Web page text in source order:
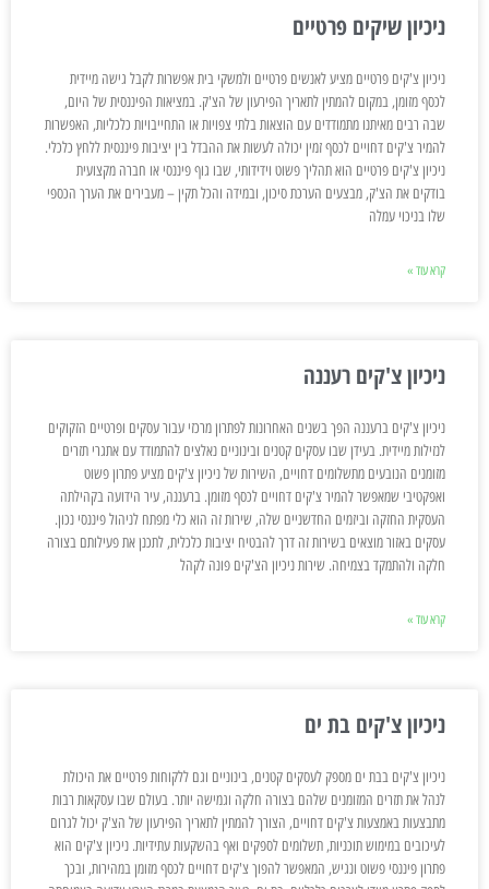
ניכיון שיקים פרטיים
ניכיון צ'קים פרטיים מציע לאנשים פרטיים ולמשקי בית אפשרות לקבל גישה מיידית
לכסף מזומן, במקום להמתין לתאריך הפירעון של הצ'ק. במציאות הפיננסית של היום,
שבה רבים מאיתנו מתמודדים עם הוצאות בלתי צפויות או התחייבויות כלכליות, האפשרות
להמיר צ'קים דחויים לכסף זמין יכולה לעשות את ההבדל בין יציבות פיננסית ללחץ כלכלי.
ניכיון צ'קים פרטיים הוא תהליך פשוט וידידותי, שבו גוף פיננסי או חברה מקצועית
בודקים את הצ'ק, מבצעים הערכת סיכון, ובמידה והכל תקין – מעבירים את הערך הכספי
שלו בניכוי עמלה
קרא עוד »
ניכיון צ'קים רעננה
ניכיון צ'קים ברעננה הפך בשנים האחרונות לפתרון מרכזי עבור עסקים ופרטיים הזקוקים
לנזילות מיידית. בעידן שבו עסקים קטנים ובינוניים נאלצים להתמודד עם אתגרי תזרים
מזומנים הנובעים מתשלומים דחויים, השירות של ניכיון צ'קים מציע פתרון פשוט
ואפקטיבי שמאפשר להמיר צ'קים דחויים לכסף מזומן. ברעננה, עיר הידועה בקהילתה
העסקית החזקה וביזמים החדשניים שלה, שירות זה הוא כלי מפתח לניהול פיננסי נכון.
עסקים באזור מוצאים בשירות זה דרך להבטיח יציבות כלכלית, לתכנן את פעילותם בצורה
חלקה ולהתמקד בצמיחה. שירות ניכיון הצ'קים פונה לקהל
קרא עוד »
ניכיון צ'קים בת ים
ניכיון צ'קים בבת ים מספק לעסקים קטנים, בינוניים וגם ללקוחות פרטיים את היכולת
לנהל את תזרים המזומנים שלהם בצורה חלקה וגמישה יותר. בעולם שבו עסקאות רבות
מתבצעות באמצעות צ'קים דחויים, הצורך להמתין לתאריך הפירעון של הצ'ק יכול לגרום
לעיכובים במימוש תוכניות, תשלומים לספקים ואף בהשקעות עתידיות. ניכיון צ'קים הוא
פתרון פיננסי פשוט ונגיש, המאפשר להפוך צ'קים דחויים לכסף מזומן במהירות, ובכך